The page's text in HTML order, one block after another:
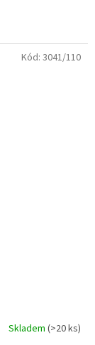
Skladem (>20 ks)
Kód: 3041/110